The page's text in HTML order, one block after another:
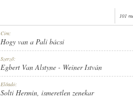
101
Cím:
Hogy van a Pali bácsi
Szerző:
Egbert Van Alstyne - Weiner István
Előadó:
Solti Hermin, ismeretlen zenekar